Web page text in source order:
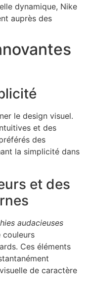
dynamique, Nike
auprès des
le design visuel.
et des
des
la simplicité dans
et des
audacieuses
couleurs
Ces éléments
de caractère